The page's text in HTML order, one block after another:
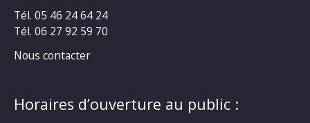
Tél. 05 46 24 64 24
Tél. 06 27 92 59 70
Nous contacter
Horaires d’ouverture au public :